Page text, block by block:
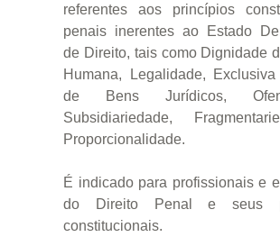
referentes aos princípios
penais inerentes ao Estado
de Direito, tais como Dignidade
Humana, Legalidade,
de Bens Jurídicos,
Subsidiariedade,
Proporcionalidade.
É indicado para profissionais e
do Direito Penal e seus
constitucionais.